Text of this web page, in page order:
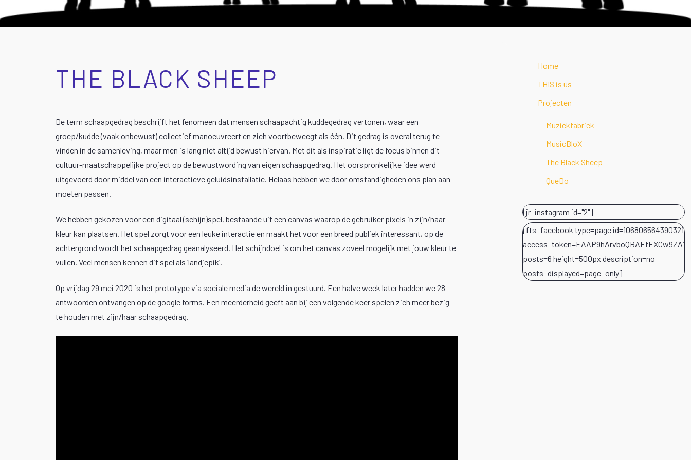
THE BLACK SHEEP
De term schaapgedrag beschrijft het fenomeen dat mensen schaapachtig kuddegedrag vertonen, waar een
groep/kudde (vaak onbewust) collectief manoeuvreert en zich voortbeweegt als één. Dit gedrag is overal terug te
vinden in de samenleving, maar men is lang niet altijd bewust hiervan. Met dit als inspiratie ligt de focus binnen dit
cultuur-maatschappelijke project op de bewustwording van eigen schaapgedrag. Het oorspronkelijke idee werd
uitgevoerd door middel van een interactieve geluidsinstallatie. Helaas hebben we door omstandigheden ons plan aan
moeten passen.
We hebben gekozen voor een digitaal (schijn)spel, bestaande uit een canvas waarop de gebruiker pixels in zijn/haar
kleur kan plaatsen. Het spel zorgt voor een leuke interactie en maakt het voor een breed publiek interessant, op de
achtergrond wordt het schaapgedrag geanalyseerd. Het schijndoel is om het canvas zoveel mogelijk met jouw kleur te
vullen. Veel mensen kennen dit spel als ‘landjepik’.
Op vrijdag 29 mei 2020 is het prototype via sociale media de wereld in gestuurd. Een halve week later hadden we 28
antwoorden ontvangen op de google forms. Een meerderheid geeft aan bij een volgende keer spelen zich meer bezig
te houden met zijn/haar schaapgedrag.
Home
THIS is us
Projecten
Muziekfabriek
MusicBloX
The Black Sheep
QueDo
[jr_instagram id="2"]
[fts_facebook type=page id=106806564390321
posts=6 height=500px description=no
posts_displayed=page_only]